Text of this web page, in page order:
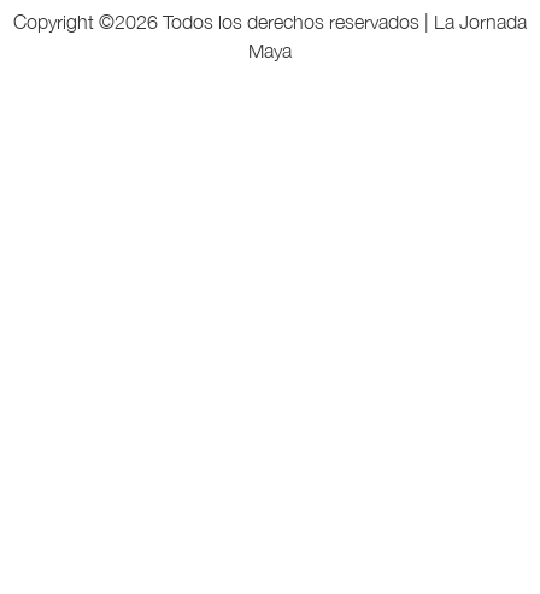
Copyright ©2026 Todos los derechos reservados | La Jornada
Maya